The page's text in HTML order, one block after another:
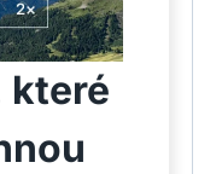
které